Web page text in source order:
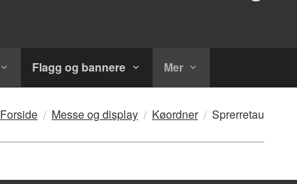
Flagg og bannere Mer
Forside Messe og display Køordner Sprerretau